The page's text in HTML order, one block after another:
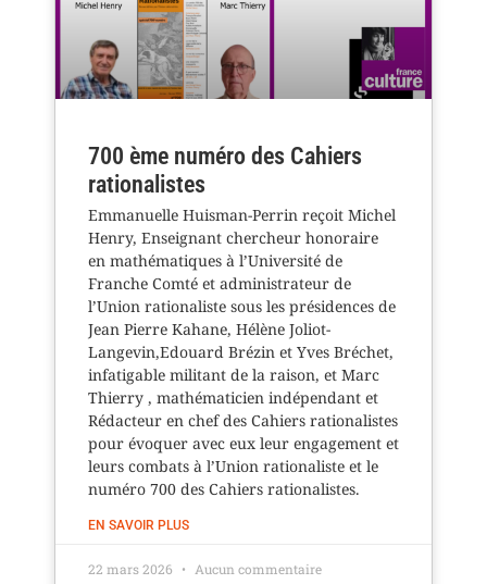
700 ème numéro des Cahiers
rationalistes
Emmanuelle Huisman-Perrin reçoit Michel
Henry, Enseignant chercheur honoraire
en mathématiques à l’Université de
Franche Comté et administrateur de
l’Union rationaliste sous les présidences de
Jean Pierre Kahane, Hélène Joliot-
Langevin,Edouard Brézin et Yves Bréchet,
infatigable militant de la raison, et Marc
Thierry , mathématicien indépendant et
Rédacteur en chef des Cahiers rationalistes
pour évoquer avec eux leur engagement et
leurs combats à l’Union rationaliste et le
numéro 700 des Cahiers rationalistes.
EN SAVOIR PLUS
22 mars 2026 Aucun commentaire